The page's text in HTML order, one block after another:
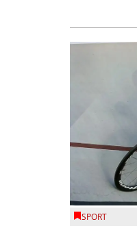
SPORT